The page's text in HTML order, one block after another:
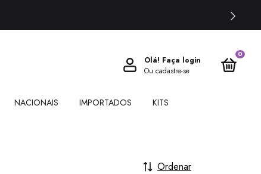
Olá! Faça login
Ou cadastre-se
0
NACIONAIS IMPORTADOS KITS
Ordenar